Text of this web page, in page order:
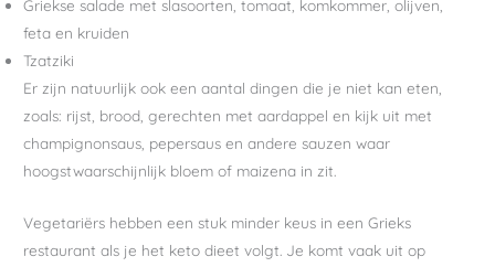
Griekse salade met slasoorten, tomaat, komkommer, olijven,
feta en kruiden
Tzatziki
Er zijn natuurlijk ook een aantal dingen die je niet kan eten,
zoals: rijst, brood, gerechten met aardappel en kijk uit met
champignonsaus, pepersaus en andere sauzen waar
hoogstwaarschijnlijk bloem of maizena in zit.
Vegetariërs hebben een stuk minder keus in een Grieks
restaurant als je het keto dieet volgt. Je komt vaak uit op